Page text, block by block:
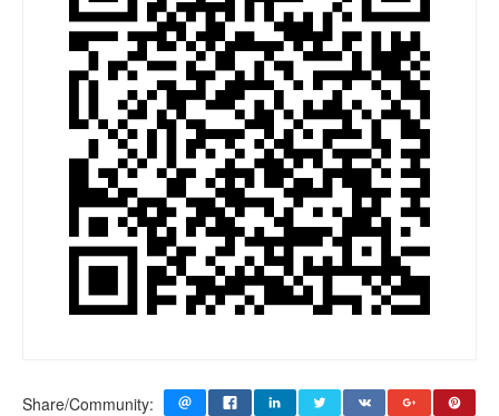
Share/Community: